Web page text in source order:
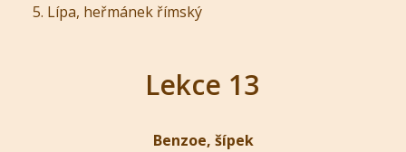
Lípa, heřmánek římský
Lekce 13
Benzoe, šípek